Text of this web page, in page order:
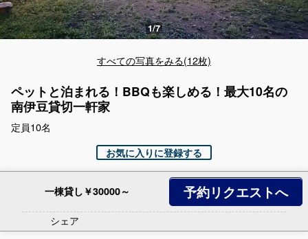
すべての写真をみる(12枚)
ペットと泊まれる！BBQも楽しめる！最大10名の
南伊豆貸切一軒家
定員10名
お気に入りに登録する
一棟貸し￥30000～ 予約リクエストへ
シェア